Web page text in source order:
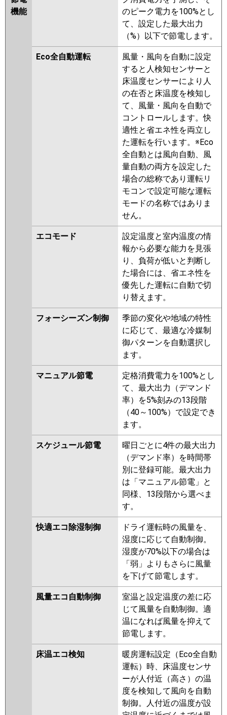
FDTZ1606HT6SA-airf
FDTZ1606HT6SA
PA-P160U7GTC
PA-P160U7GTNC
PA-P160U7GTNCX
ZRMP160HF5 PLZT-
ZRMP160HBF5
PLZT-
ZRMP160HFG5 PLZT-
ZRMP160HF4
PLZT-
ZRMP160HLF4 PLZT-
ZRMP160HBF4
PLZT-
ZRMP160HFG4 PLZT-
ZRMP160HF3 PLZT-
ZRMP160HLF3 PLZT-
ZRMP160HFG3 PLZT-
ZRMP160HF2 PLZT-
ZRMP160HLF2 PLZT-
ZRMP160HFG2 PLZT-
ZRMP160EFZ PLZT-
ZRMP160ELFZ PLZT-
ZRMP160EFGZ PLZT-
ZRMP160ELFGZ PLZT-
ZRMP160EFY
ZRMP160ELFY PLZT-
ZRMP160EFGY PLZT-
ZRMP160ELFGY PLZT-
ZRMP160EFV
PLZT-
ZRMP160ELFV PLZT-
ZRMP160EFGV PLZT-
ZRMP160ELFGV PLZT-
ZRMP160ELFR PLZT-
ZRMP160EFR PLZT-
ZRMP160ELFGR PLZT-
ZRMP160EFGR
RCI-GP160RGHG12 RCI-
GP160RGHG8 RCI-GP160RGHG7
RCI-GP160RGHG6 RCI-
GP160RGHG5
RCI-GP160RGHG4
RCI-GP160RGHG3 RCI-
AP160GHG6-kobe
AP160GHG6 RCI-GP160RGHG2
FDTZ1606HT6S-airf
FDTZ1606HT6S FDTZ1606HT6S-
FDTZ1606HT6S-rak
FDTZ1605HT5SA-osj
FDTZ1605HT5SA-rak
FDTZ1605HT5SA-airf
FDTZ1605HT5SA
FDTZ1605HT5S-osj
FDTZ1605HT5S-rak
FDTZ1605HT5S-airf
FDTZ1605HT5S-airflex
FDTZ1605HT5S FDTZ1605HT5S-
PA-P160U7GTNBX PA-
PA-P160U7GTB
PA-P160U7GT PA-P160U7GTN
PA-P160U6GTB PA-P160U6GTNB
PA-P160U6GTN PA-P160U6GT
機能
のピーク電力を100%とし
て、設定した最大出力
（%）以下で節電します。
Eco全自動運転
風量・風向を自動に設定
すると人検知センサーと
床温度センサーにより人
の在否と床温度を検知し
て、風量・風向を自動で
コントロールします。快
適性と省エネ性を両立し
た運転を行います。※Eco
全自動とは風向自動、風
量自動の両方を設定した
場合の総称であり運転リ
モコンで設定可能な運転
モードの名称ではありま
せん。
エコモード
設定温度と室内温度の情
報から必要な能力を見張
り、負荷が低いと判断し
た場合には、省エネ性を
優先した運転に自動で切
り替えます。
フォーシーズン制御
季節の変化や地域の特性
に応じて、最適な冷媒制
御パターンを自動選択し
ます。
マニュアル節電
定格消費電力を100%とし
て、最大出力（デマンド
率）を5%刻みの13段階
（40～100%）で設定でき
ます。
スケジュール節電
曜日ごとに4件の最大出力
（デマンド率）を時間帯
別に登録可能。最大出力
は「マニュアル節電」と
同様、13段階から選べま
す。
快適エコ除湿制御
ドライ運転時の風量を、
湿度に応じて自動制御。
湿度が70%以下の場合は
「弱」よりもさらに風量
を下げて節電します。
風量エコ自動制御
室温と設定温度の差に応
じて風量を自動制御。適
温になれば風量を抑えて
節電します。
床温エコ検知
暖房運転設定（Eco全自動
運転）時、床温度センサ
ーが人付近（高さ）の温
度を検知して風向を自動
制御。人付近の温度が設